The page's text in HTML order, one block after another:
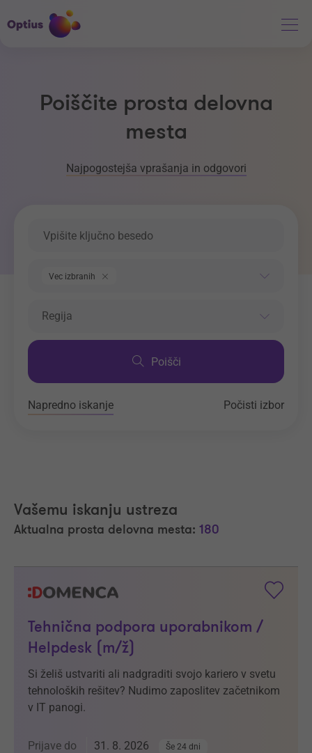
Poiščite prosta delovna
mesta
Najpogostejša vprašanja in odgovori
Vec izbranih
Regija
Poišči
Napredno iskanje Počisti izbor
Vašemu iskanju ustreza
Aktualna prosta delovna mesta: 180
Tehnična podpora uporabnikom /
Helpdesk (m/ž)
Si želiš ustvariti ali nadgraditi svojo kariero v svetu
tehnoloških rešitev? Nudimo zaposlitev začetnikom
v IT panogi.
Prijave do 31. 8. 2026 Še 24 dni